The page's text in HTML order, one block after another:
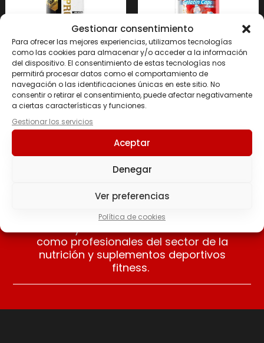
Gestionar consentimiento
Para ofrecer las mejores experiencias, utilizamos tecnologías
como las cookies para almacenar y/o acceder a la información
del dispositivo. El consentimiento de estas tecnologías nos
permitirá procesar datos como el comportamiento de
navegación o las identificaciones únicas en este sitio. No
consentir o retirar el consentimiento, puede afectar negativamente
a ciertas características y funciones.
Gestionar los servicios
Aceptar
Denegar
Ver preferencias
Política de cookies
CLA PRO 1000 MG
30.95€
Añadir al carrito
Osteo Gelatine 200
caps – Amix™
29.50€
Nuestros clientes opinan
Apreciamos las opiniones de nuestros
como profesionales del sector de la
nutrición y suplementos deportivos
fitness.